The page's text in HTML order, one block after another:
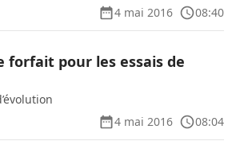
4 mai 2016
08:40
forfait pour les essais de
4 mai 2016
08:04